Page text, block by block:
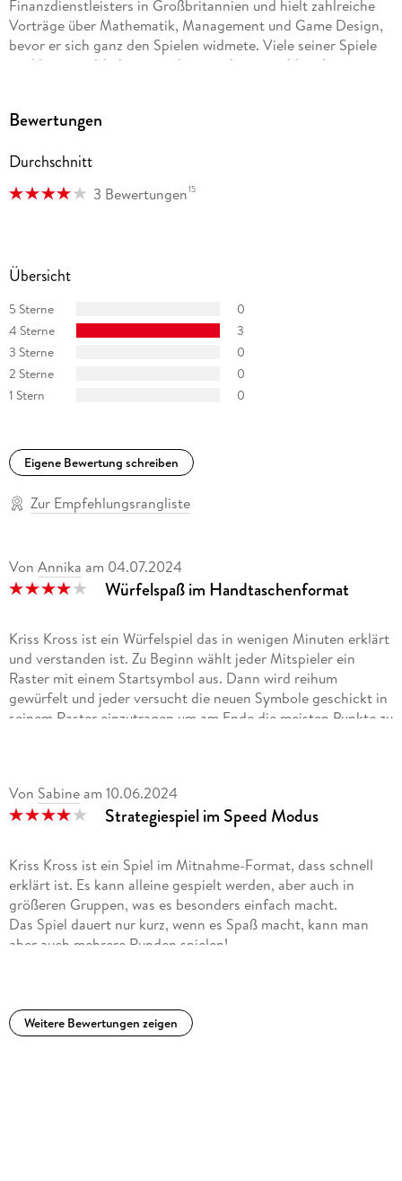
Finanzdienstleisters in Großbritannien und hielt zahlreiche
Vorträge über Mathematik, Management und Game Design,
bevor er sich ganz den Spielen widmete. Viele seiner Spiele
sind heute weltbekannt und inzwischen zu zahlreich
Bewertungen
Durchschnitt
3 Bewertungen15
Übersicht
5 Sterne
0
4 Sterne
3
3 Sterne
0
2 Sterne
0
1 Stern
0
Eigene Bewertung schreiben
Zur Empfehlungsrangliste
Von Annika am 04.07.2024
Würfelspaß im Handtaschenformat
Kriss Kross ist ein Würfelspiel das in wenigen Minuten erklärt
und verstanden ist. Zu Beginn wählt jeder Mitspieler ein
Raster mit einem Startsymbol aus. Dann wird reihum
gewürfelt und jeder versucht die neuen Symbole geschickt in
seinem Raster einzutragen um am Ende die meisten Punkte zu
handliche Format kann das Spiel überall hin mitgenommen
werden.
Von Sabine am 10.06.2024
Strategiespiel im Speed Modus
Kriss Kross ist ein Spiel im Mitnahme-Format, dass schnell
erklärt ist. Es kann alleine gespielt werden, aber auch in
größeren Gruppen, was es besonders einfach macht.
Das Spiel dauert nur kurz, wenn es Spaß macht, kann man
aber auch mehrere Runden spielen!
Manko: der Block kann nicht nachbestellt werden, wenn er
Weitere Bewertungen zeigen